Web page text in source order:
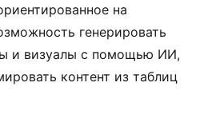
на
генерировать
и визуалы с помощью ИИ,
контент из таблиц